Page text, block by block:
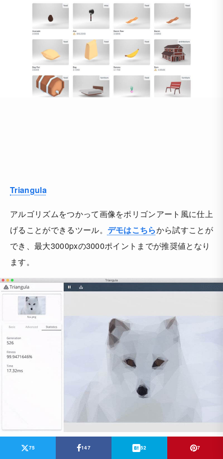
Triangula
アルゴリズムをつかって画像をポリゴンアート風に仕上
げることができるツール。 デモはこちらから試すことが
でき、最大3000pxの3000ポイントまでが推奨値となり
ます。
75 147 52 7